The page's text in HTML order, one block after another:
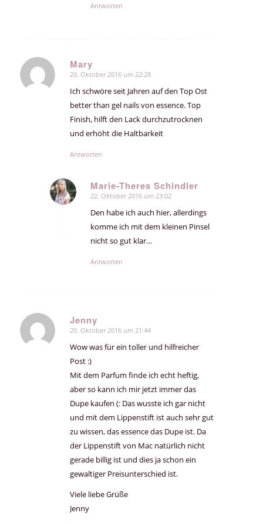
Antworten
Mary
sagte:
20. Oktober 2016 um 22:28
Ich schwöre seit Jahren auf den Top Ost
better than gel nails von essence. Top
Finish, hilft den Lack durchzutrocknen
und erhöht die Haltbarkeit
Antworten
Marie-Theres Schindler
sagte:
22. Oktober 2016 um 23:02
Den habe ich auch hier, allerdings
komme ich mit dem kleinen Pinsel
nicht so gut klar…
Antworten
Jenny
sagte:
20. Oktober 2016 um 21:44
Wow was für ein toller und hilfreicher
Post :)
Mit dem Parfum finde ich echt heftig,
aber so kann ich mir jetzt immer das
Dupe kaufen (: Das wusste ich gar nicht
und mit dem Lippenstift ist auch sehr gut
zu wissen, das essence das Dupe ist. Da
der Lippenstift von Mac natürlich nicht
gerade billig ist und dies ja schon ein
gewaltiger Preisunterschied ist.
Viele liebe Grüße
Jenny